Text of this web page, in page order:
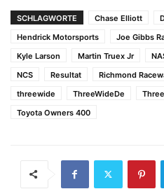
SCHLAGWORTE Chase Elliott
Hendrick Motorsports
Joe Gibbs
Kyle Larson
Martin Truex Jr
NCS
Resultat Richmond
threewide
ThreeWideDe
Toyota Owners 400